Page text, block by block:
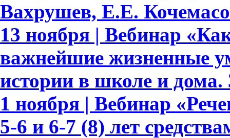
Вахрушев, Е.Е.
13 ноября | Вебинар
важнейшие жизненные
истории в школе и дома.
1 ноября | Вебинар
5-6 и 6-7 (8) лет